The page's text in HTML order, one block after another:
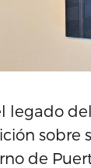
del
sobre
de